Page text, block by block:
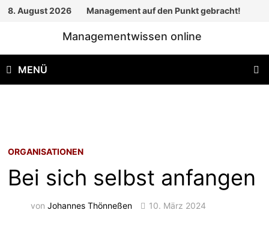
Zum
8. August 2026 Management auf den Punkt gebracht!
Managementwissen online
MENÜ
ORGANISATIONEN
Bei sich selbst anfangen
vonJohannes Thönneßen 10. März 2024